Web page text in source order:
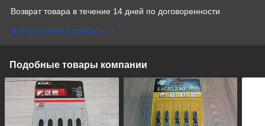
Возврат товара в течение 14 дней по договоренности
Все условия возврата
Подобные товары компании